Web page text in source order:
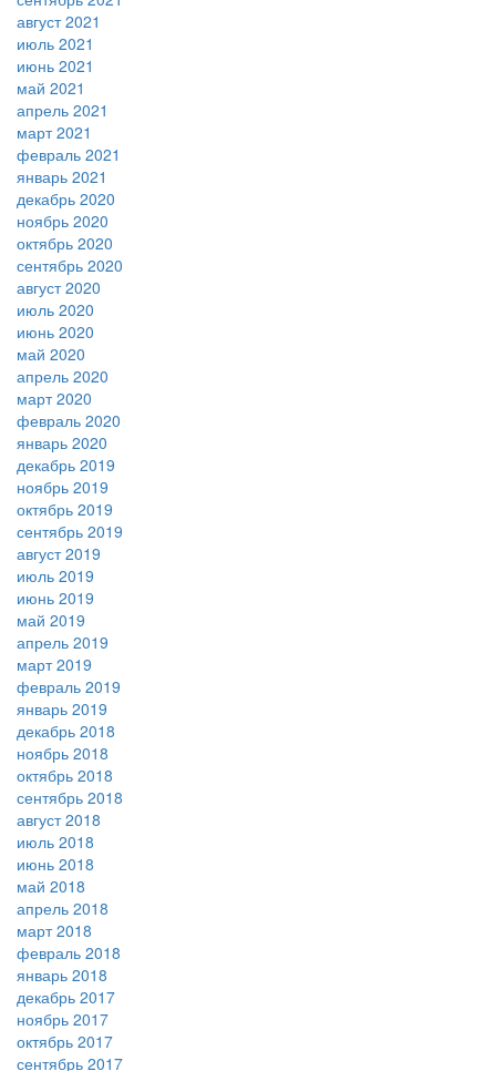
август 2021
июль 2021
июнь 2021
май 2021
апрель 2021
март 2021
февраль 2021
январь 2021
декабрь 2020
ноябрь 2020
октябрь 2020
сентябрь 2020
август 2020
июль 2020
июнь 2020
май 2020
апрель 2020
март 2020
февраль 2020
январь 2020
декабрь 2019
ноябрь 2019
октябрь 2019
сентябрь 2019
август 2019
июль 2019
июнь 2019
май 2019
апрель 2019
март 2019
февраль 2019
январь 2019
декабрь 2018
ноябрь 2018
октябрь 2018
сентябрь 2018
август 2018
июль 2018
июнь 2018
май 2018
апрель 2018
март 2018
февраль 2018
январь 2018
декабрь 2017
ноябрь 2017
октябрь 2017
сентябрь 2017